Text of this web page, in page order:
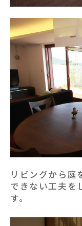
リビングから庭
できない工夫を
す。